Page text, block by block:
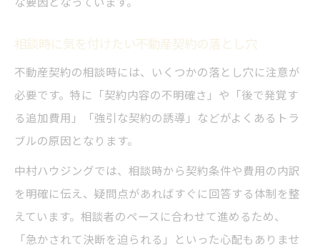
相談時に気を付けたい不動産契約の落とし穴
不動産契約の相談時には、いくつかの落とし穴に注意が
必要です。特に「契約内容の不明確さ」や「後で発覚す
る追加費用」「強引な契約の誘導」などがよくあるトラ
ブルの原因となります。
中村ハウジングでは、相談時から契約条件や費用の内訳
を明確に伝え、疑問点があればすぐに回答する体制を整
えています。相談者のペースに合わせて進めるため、
「急かされて決断を迫られる」といった心配もありませ